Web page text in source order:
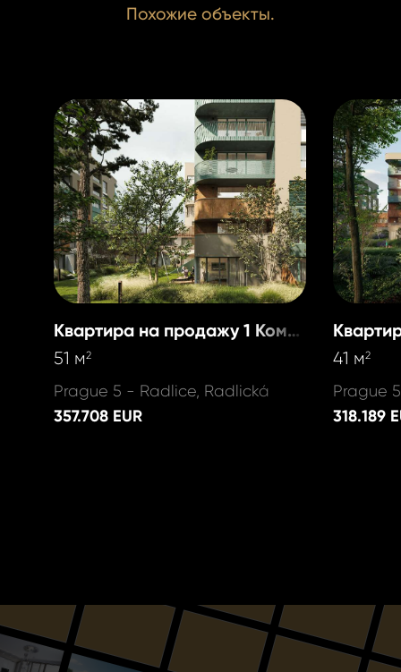
Похожие объекты.
Квартира на продажу 1 Комната
51 м2
Prague 5 - Radlice, Radlická
357.708 EUR
41 м2
Prague
318.189